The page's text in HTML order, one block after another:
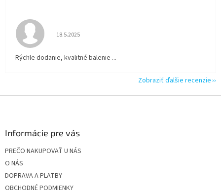
Hodnotenie obchodu je 5 z 5 hviezdičiek.
18.5.2025
Rýchle dodanie, kvalitné balenie ...
Zobraziť ďalšie recenzie
Informácie pre vás
PREČO NAKUPOVAŤ U NÁS
O NÁS
DOPRAVA A PLATBY
OBCHODNÉ PODMIENKY